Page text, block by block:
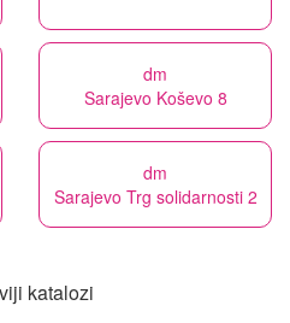
dm
Sarajevo Koševo 8
dm
Sarajevo Trg solidarnosti 2
katalozi